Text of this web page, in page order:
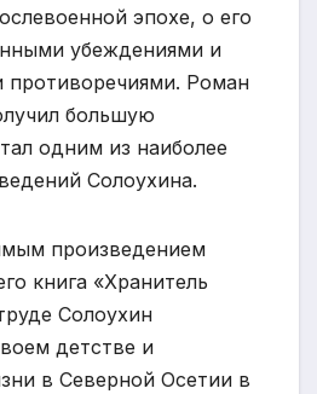
эпохе, о его
убеждениями и
противоречиями. Роман
большую
одним из наиболее
Солоухина.
произведением
книга «Хранитель
Солоухин
детстве и
в Северной Осетии в